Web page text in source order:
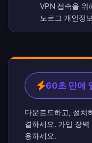
VPN 접속을 위
노로그 개인정
60초 만에
다운로드하고, 설치
결하세요. 가입 장
용하세요.